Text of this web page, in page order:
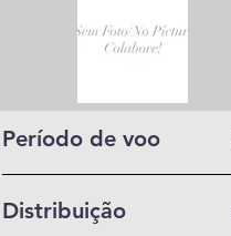
Período de voo
Distribuição